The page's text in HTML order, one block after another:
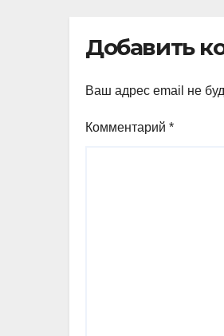
Добавить
Ваш адрес email не
Комментарий *